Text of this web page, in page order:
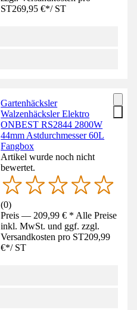
ST269,95 €*/ ST
Gartenhäcksler
Walzenhäcksler Elektro
ONBEST RS2844 2800W
44mm Astdurchmesser 60L
Fangbox
Artikel wurde noch nicht
bewertet.
(0)
Preis — 209,99 € * Alle Preise
inkl. MwSt. und ggf. zzgl.
Versandkosten pro ST209,99
€*/ ST